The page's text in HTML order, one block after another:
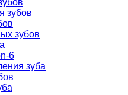
зубов
зубов
6
зуба